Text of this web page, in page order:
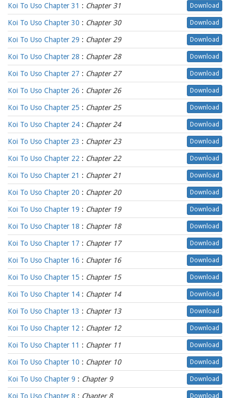
Koi To Uso Chapter 31 : Chapter 31 Download
Koi To Uso Chapter 30 : Chapter 30 Download
Koi To Uso Chapter 29 : Chapter 29 Download
Koi To Uso Chapter 28 : Chapter 28 Download
Koi To Uso Chapter 27 : Chapter 27 Download
Koi To Uso Chapter 26 : Chapter 26 Download
Koi To Uso Chapter 25 : Chapter 25 Download
Koi To Uso Chapter 24 : Chapter 24 Download
Koi To Uso Chapter 23 : Chapter 23 Download
Koi To Uso Chapter 22 : Chapter 22 Download
Koi To Uso Chapter 21 : Chapter 21 Download
Koi To Uso Chapter 20 : Chapter 20 Download
Koi To Uso Chapter 19 : Chapter 19 Download
Koi To Uso Chapter 18 : Chapter 18 Download
Koi To Uso Chapter 17 : Chapter 17 Download
Koi To Uso Chapter 16 : Chapter 16 Download
Koi To Uso Chapter 15 : Chapter 15 Download
Koi To Uso Chapter 14 : Chapter 14 Download
Koi To Uso Chapter 13 : Chapter 13 Download
Koi To Uso Chapter 12 : Chapter 12 Download
Koi To Uso Chapter 11 : Chapter 11 Download
Koi To Uso Chapter 10 : Chapter 10 Download
Koi To Uso Chapter 9 : Chapter 9 Download
Koi To Uso Chapter 8 : Chapter 8 Download